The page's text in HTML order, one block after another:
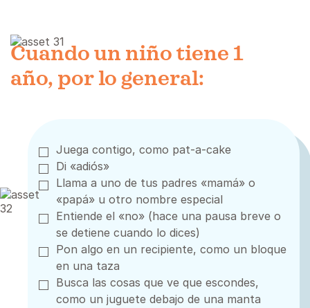
Cuando un niño tiene 1
año, por lo general:
Juega contigo, como pat-a-cake
Di «adiós»
Llama a uno de tus padres «mamá» o
«papá» u otro nombre especial
Entiende el «no» (hace una pausa breve o
se detiene cuando lo dices)
Pon algo en un recipiente, como un bloque
en una taza
Busca las cosas que ve que escondes,
como un juguete debajo de una manta